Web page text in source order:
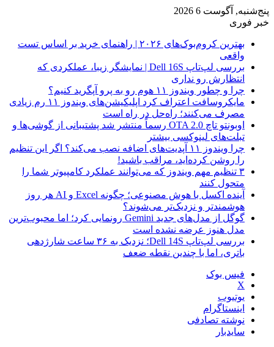
پنج‌شنبه, آگوست 6 2026
خبر فوری
بهترین کروم‌بوک‌های ۲۰۲۶ | راهنمای خرید بر اساس تست
واقعی
بررسی لپ‌تاپ Dell 16S | نمایشگر زیبا، عملکردی که
انتظارش رو نداری
چرا و چطور ویندوز ۱۱ هوم رو به پرو آپگرید کنیم؟
مایکروسافت اعتراف کرد اپلیکیشن‌های ویندوز ۱۱ رم زیادی
مصرف می‌کنند؛ راه‌حل در راه است
اوبونتو تاچ OTA 2.0 رسماً منتشر شد پشتیبانی از گوشی‌ها و
تبلت‌های لینوکسی بیشتر
چرا ویندوز ۱۱ آپدیت‌های اضافه نصب می‌کند؟ اگر این تنظیم
را روشن کرده‌اید، مراقب باشید!
۳ تنظیم مهم ویندوز که می‌توانند عملکرد کامپیوتر شما را
متحول کنند
آینده اکسل با هوش مصنوعی؛ چگونه Excel و AI هر روز
هوشمندتر و نزدیک‌تر می‌شوند؟
گوگل از مدل‌های جدید Gemini رونمایی کرد؛ اما محبوب‌ترین
مدل هنوز عرضه نشده است
بررسی لپ‌تاپ Dell 14S؛ نزدیک به ۳۶ ساعت شارژدهی
باتری، اما با چندین نقطه ضعف
فیس بوک
X
یوتیوب
اینستاگرام
نوشته تصادفی
سایدبار